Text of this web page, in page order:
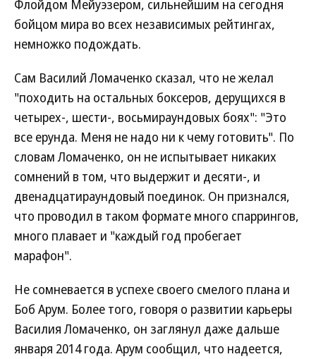
Флойдом Мейуэзером, сильнейшим на сегодня
бойцом мира во всех независимых рейтингах,
немножко подождать.
Сам Василий Ломаченко сказал, что не желал
"походить на остальных боксеров, дерущихся в
четырех-, шести-, восьмираундовых боях": "Это
все ерунда. Меня не надо ни к чему готовить". По
словам Ломаченко, он не испытывает никаких
сомнений в том, что выдержит и десяти-, и
двенадцатираундовый поединок. Он признался,
что проводил в таком формате много спаррингов,
много плавает и "каждый год пробегает
марафон".
Не сомневается в успехе своего смелого плана и
Боб Арум. Более того, говоря о развитии карьеры
Василия Ломаченко, он заглянул даже дальше
января 2014 года. Арум сообщил, что надеется,